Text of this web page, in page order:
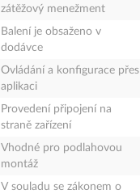
zátěžový menežment
Balení je obsaženo v
dodávce
Ovládání a konfigurace přes
aplikaci
Provedení připojení na
straně zařízení
Vhodné pro podlahovou
montáž
V souladu se zákonem o